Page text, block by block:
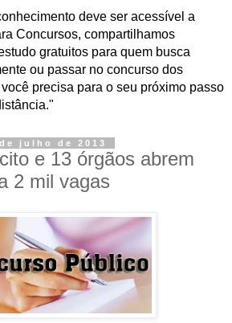
deve ser acessível a
Concursos, compartilhamos
gratuitos para quem busca
ou passar no concurso dos
precisa para o seu próximo passo
julho de 2013
e 13 órgãos abrem
2 mil vagas